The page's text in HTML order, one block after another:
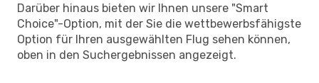
Darüber hinaus bieten wir Ihnen unsere "Smart
Choice"-Option, mit der Sie die wettbewerbsfähigste
Option für Ihren ausgewählten Flug sehen können,
oben in den Suchergebnissen angezeigt.